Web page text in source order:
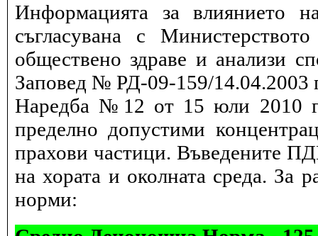
Информацията за влиянието
съгласувана с
обществено здраве и анализи
Заповед № РД-09-159/14.04.2003
Наредба №12 от 15 юли 2010
пределно допустими
прахови частици. Въведените
на хората и околната среда. За
норми: